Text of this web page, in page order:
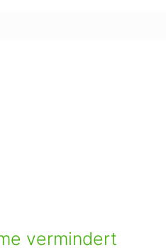
vermindert